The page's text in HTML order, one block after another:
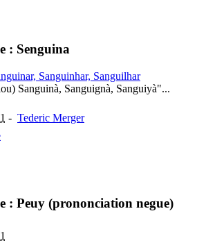
: Senguina
Sanguinhar, Sanguilhar
Sanguinà, Sanguignà, Sanguiyà"...
- Tederic Merger
: Peuy (prononciation negue)